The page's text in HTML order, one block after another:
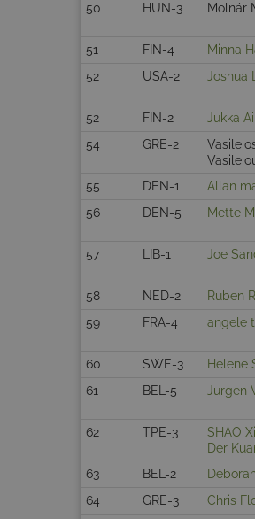
50 HUN-3 Molnár
51 FIN-4 Minna
52
USA-2 Joshua
52 FIN-2 Jukka
54
GRE-2
55 DEN-1 Allan
56
DEN-5 Mette
57 LIB-1 Joe
58 NED-2 Ruben
59
FRA-4 angele
60 SWE-3 Helene
61
BEL-5 Jurgen
62 TPE-3
SHAO
Der
63 BEL-2
64
GRE-3 Chris